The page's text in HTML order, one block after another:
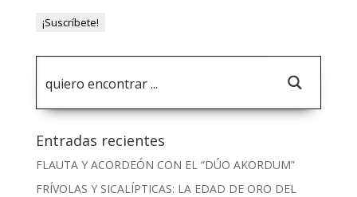
Entradas recientes
FLAUTA Y ACORDEÓN CON EL “DÚO AKORDUM”
FRÍVOLAS Y SICALÍPTICAS: LA EDAD DE ORO DEL